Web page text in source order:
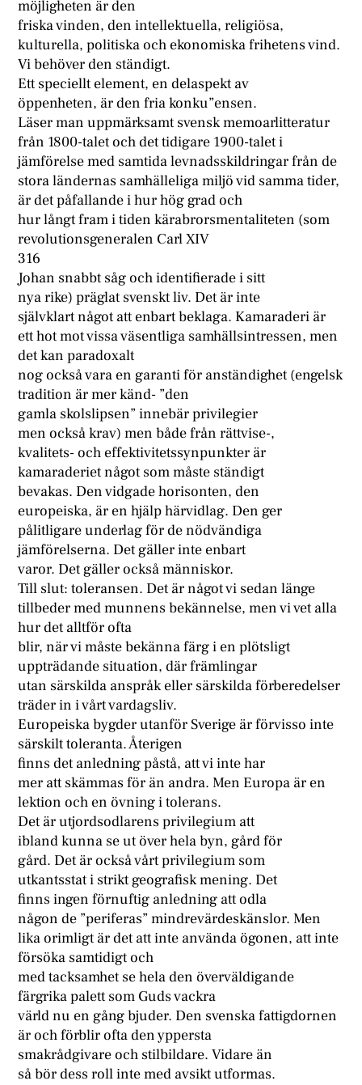
möjligheten är den
friska vinden, den intellektuella, religiösa,
kulturella, politiska och ekonomiska frihetens vind.
Vi behöver den ständigt.
Ett speciellt element, en delaspekt av
öppenheten, är den fria konku”ensen.
Läser man uppmärksamt svensk memoarlitteratur
från 1800-talet och det tidigare 1900-talet i
jämförelse med samtida levnadsskildringar från de
stora ländernas samhälleliga miljö vid samma tider,
är det påfallande i hur hög grad och
hur långt fram i tiden kärabrorsmentaliteten (som
revolutionsgeneralen Carl XIV
316
Johan snabbt såg och identifierade i sitt
nya rike) präglat svenskt liv. Det är inte
självklart något att enbart beklaga. Kamaraderi är
ett hot mot vissa väsentliga samhällsintressen, men
det kan paradoxalt
nog också vara en garanti för anständighet (engelsk
tradition är mer känd- ”den
gamla skolslipsen” innebär privilegier
men också krav) men både från rättvise-,
kvalitets- och effektivitetssynpunkter är
kamaraderiet något som måste ständigt
bevakas. Den vidgade horisonten, den
europeiska, är en hjälp härvidlag. Den ger
pålitligare underlag för de nödvändiga
jämförelserna. Det gäller inte enbart
varor. Det gäller också människor.
Till slut: toleransen. Det är något vi sedan länge
tillbeder med munnens bekännelse, men vi vet alla
hur det alltför ofta
blir, när vi måste bekänna färg i en plötsligt
uppträdande situation, där främlingar
utan särskilda anspråk eller särskilda förberedelser
träder in i vårt vardagsliv.
Europeiska bygder utanför Sverige är förvisso inte
särskilt toleranta. Återigen
finns det anledning påstå, att vi inte har
mer att skämmas för än andra. Men Europa är en
lektion och en övning i tolerans.
Det är utjordsodlarens privilegium att
ibland kunna se ut över hela byn, gård för
gård. Det är också vårt privilegium som
utkantsstat i strikt geografisk mening. Det
finns ingen förnuftig anledning att odla
någon de ”periferas” mindrevärdeskänslor. Men
lika orimligt är det att inte använda ögonen, att inte
försöka samtidigt och
med tacksamhet se hela den överväldigande
färgrika palett som Guds vackra
värld nu en gång bjuder. Den svenska fattigdornen
är och förblir ofta den yppersta
smakrådgivare och stilbildare. Vidare än
så bör dess roll inte med avsikt utformas.